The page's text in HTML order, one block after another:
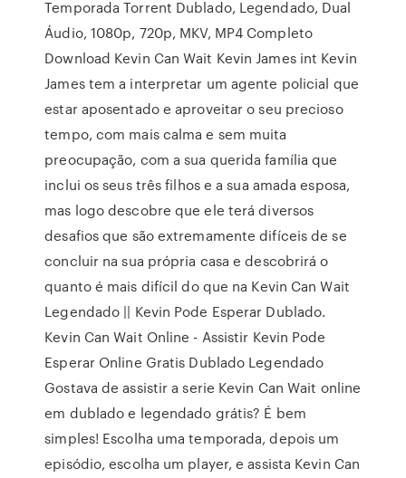
Temporada Torrent Dublado, Legendado, Dual
Áudio, 1080p, 720p, MKV, MP4 Completo
Download Kevin Can Wait Kevin James int Kevin
James tem a interpretar um agente policial que
estar aposentado e aproveitar o seu precioso
tempo, com mais calma e sem muita
preocupação, com a sua querida família que
inclui os seus três filhos e a sua amada esposa,
mas logo descobre que ele terá diversos
desafios que são extremamente difíceis de se
concluir na sua própria casa e descobrirá o
quanto é mais difícil do que na Kevin Can Wait
Legendado || Kevin Pode Esperar Dublado.
Kevin Can Wait Online - Assistir Kevin Pode
Esperar Online Gratis Dublado Legendado
Gostava de assistir a serie Kevin Can Wait online
em dublado e legendado grátis? É bem
simples! Escolha uma temporada, depois um
episódio, escolha um player, e assista Kevin Can